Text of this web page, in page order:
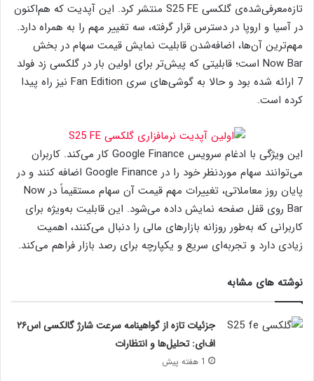
تازه‌معرفی‌شده‌ی گلکسی S25 FE منتشر کرد. این آپدیت که هم‌اکنون
در آسیا و اروپا در دسترس قرار گرفته، سه تغییر مهم را به همراه دارد.
مهم‌ترین آن‌ها، اضافه‌شدن قابلیت نمایش قیمت سهام در بخش
Now Bar است؛ قابلیتی که پیش‌تر برای اولین بار در گلکسی زد فولد
7 ارائه شده بود و حالا به گوشی‌های سری Fan Edition نیز راه پیدا
کرده است.
این ویژگی با ادغام سرویس Google Finance کار می‌کند. کاربران
می‌توانند سهام موردنظر خود را در Google Finance اضافه کنند و در
پایان روز معاملاتی، تغییرات مهم قیمت آن سهام مستقیماً در Now
Bar روی قفل صفحه نمایش داده می‌شود. این قابلیت به‌ویژه برای
کاربرانی که به‌طور روزانه بازارهای مالی را دنبال می‌کنند، اهمیت
زیادی دارد و تجربه‌ای سریع و یکپارچه برای رصد بازار فراهم می‌کند.
نوشته های مشابه
جزئیات تازه از گواهینامه سرعت شارژ گالکسی اس۲۶
اف‌ای: تحلیل‌ها و انتظارات
1 هفته پیش